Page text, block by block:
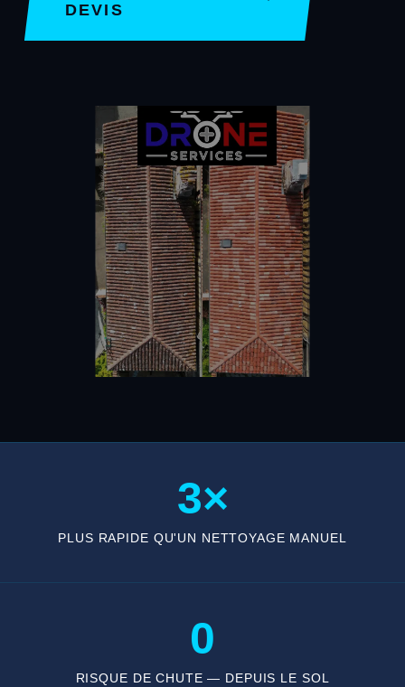
DEVIS
3×
PLUS RAPIDE QU'UN NETTOYAGE MANUEL
0
RISQUE DE CHUTE — DEPUIS LE SOL